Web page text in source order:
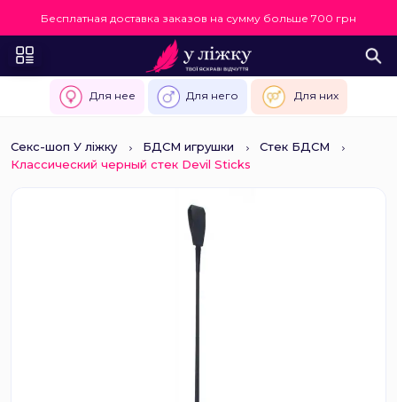
Бесплатная доставка заказов на сумму больше 700 грн
Для нее Для него Для них
Секс-шоп У ліжку БДСМ игрушки
Стек БДСМ
Классический черный стек Devil Sticks